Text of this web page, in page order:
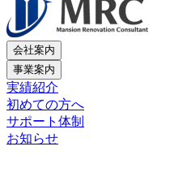
会社案内
事業案内
実績紹介
初めての方へ
サポート体制
お知らせ